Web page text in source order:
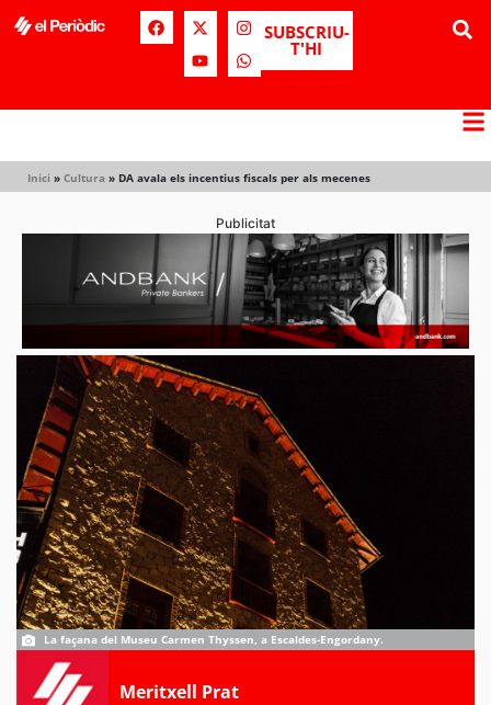
SUBSCRIU-
T'HI
Inici » Cultura » DA avala els incentius fiscals per als mecenes
Publicitat
La façana del Museu Carmen Thyssen, a Escaldes-Engordany.
Meritxell Prat